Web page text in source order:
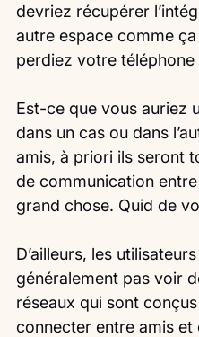
devriez récupérer
autre espace comme
perdiez votre téléphone
Est-ce que vous auriez
dans un cas ou dans
amis, à priori ils seront
de communication
grand chose. Quid de
D’ailleurs, les
généralement pas voir
réseaux qui sont
connecter entre amis et